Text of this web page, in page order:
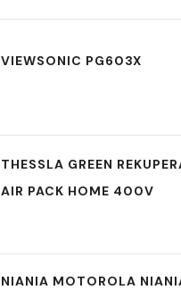
VIEWSONIC PG603X
THESSLA GREEN
AIR PACK HOME 400V
NIANIA MOTOROLA